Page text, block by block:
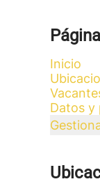
Inicio
Datos y